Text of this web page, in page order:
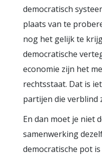
democratisch
plaats van te
nog het gelijk te
democratische
economie zijn het
rechtsstaat. Dat is
partijen die verblind
En dan moet je niet
samenwerking
democratische pot